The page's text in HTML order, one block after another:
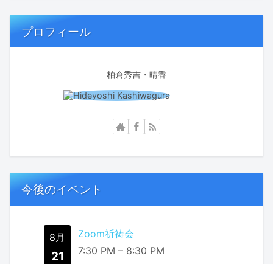
プロフィール
柏倉秀吉・晴香
今後のイベント
8月
21
Zoom祈祷会
7:30 PM – 8:30 PM